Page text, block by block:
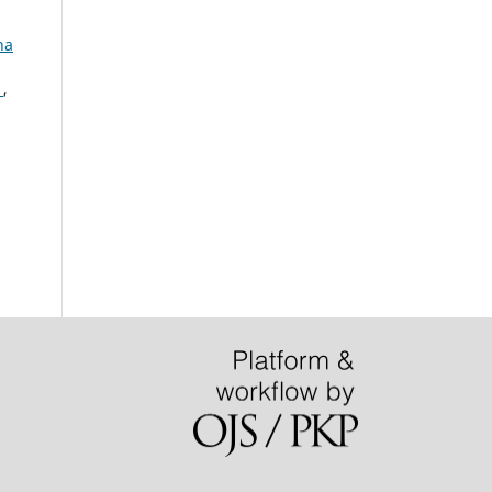
,